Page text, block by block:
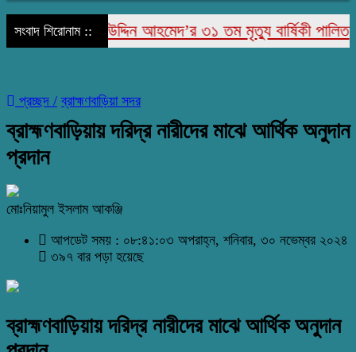
সংবাদ শিরোনাম ::
মরহুম জামির উদ্দিন আহমেদ’র ৩১ তম মৃত্যু বার্ষিকী পালিত
প্রচ্ছদ / ব্রাহ্মণবাড়িয়া সদর
ব্রাহ্মণবাড়িয়ায় দরিদ্র নারীদের মাঝে আর্থিক অনুদান
প্রদান
মোঃনিয়ামুল ইসলাম আকঞ্জি
আপডেট সময় : ০৮:৪১:০৩ অপরাহ্ন, শনিবার, ৩০ নভেম্বর ২০২৪
৩৯৭ বার পড়া হয়েছে
ব্রাহ্মণবাড়িয়ায় দরিদ্র নারীদের মাঝে আর্থিক অনুদান